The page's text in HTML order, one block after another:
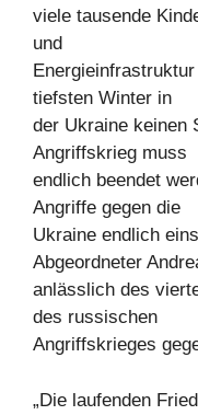
viele tausende
und
tiefsten Winter in
der Ukraine keinen
Angriffskrieg muss
endlich beendet
Angriffe gegen die
Ukraine endlich
Abgeordneter
anlässlich des
des russischen
Angriffskrieges
„Die laufenden